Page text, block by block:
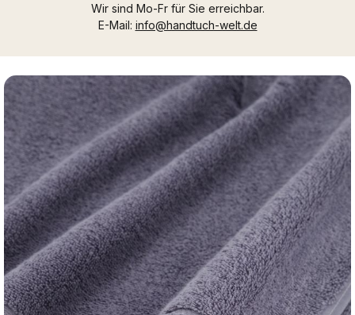
Wir sind Mo-Fr für Sie erreichbar.
E-Mail: info@handtuch-welt.de